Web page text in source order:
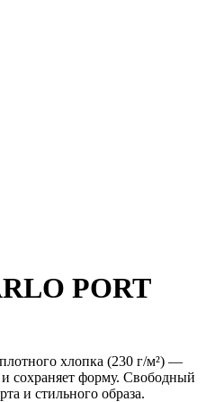
PORT
хлопка (230 г/м²) —
сохраняет форму. Свободный
и стильного образа.